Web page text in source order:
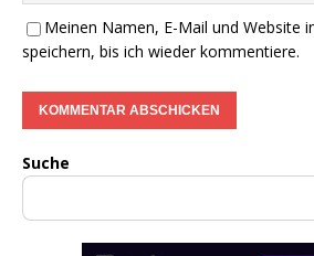
Meinen Namen, E-Mail und Website
speichern, bis ich wieder kommentiere.
Suche